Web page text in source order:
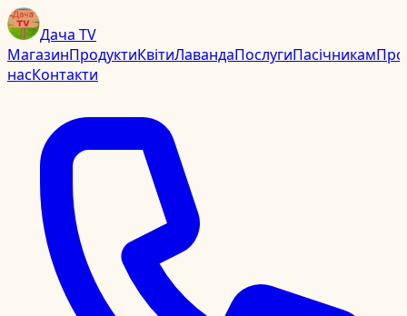
Дача TV
МагазинПродуктиКвітиЛавандаПослугиПасічникамПро
насКонтакти